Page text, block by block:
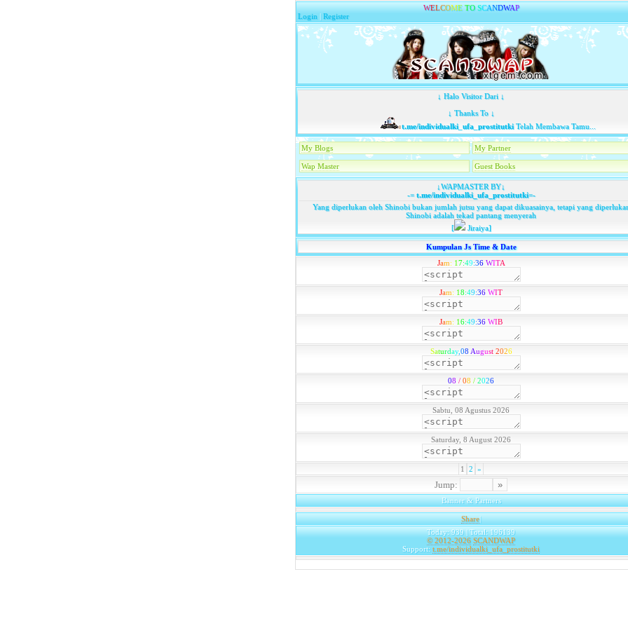
WELCOME TO SCANDWAP
Login |Register
↓ Halo Visitor Dari ↓
↓ Thanks To ↓
t.me/individualki_ufa_prostitutkiTelah Membawa Tamu...
My Blogs My Partner
Wap Master Guest Books
↓WAPMASTER BY↓
-=t.me/individualki_ufa_prostitutki=-
Yang diperlukan oleh Shinobi bukan jumlah jutsu yang dapat dikuasainya, tetapi yang
Shinobi adalah tekad pantang menyerah
[
Jiraiya]
Kumpulan Js Time & Date
Jam: 17:49:36 WITA
Jam: 18:49:36 WIT
Jam: 16:49:36 WIB
Saturday,08 August 2026
08 / 08 / 2026
Sabtu, 08 Agustus 2026
Saturday, 8 August 2026
1 2 »
Jump:
Banner & Partners
Share|
Today: 939 | Total: 196139
© 2012-2026 SCANDWAP
Support: t.me/individualki_ufa_prostitutki